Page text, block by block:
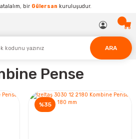
bir Gülersan kuruluşudur.
ARA
Pense
%35